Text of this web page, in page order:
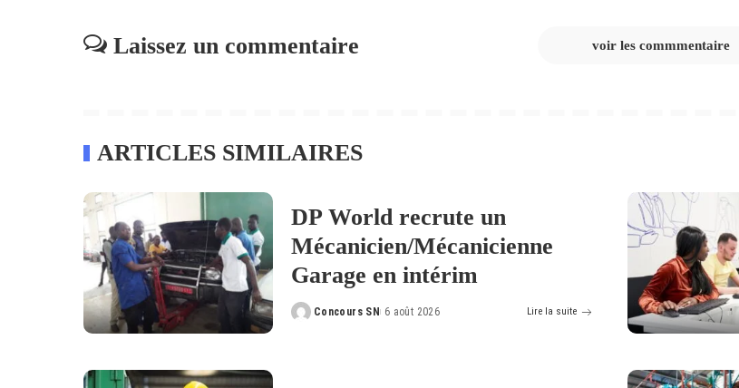
Laissez un commentaire voir les commmentaire
ARTICLES SIMILAIRES
DP World recrute un
Mécanicien/Mécanicienne
Garage en intérim
Posted
Concours SN 6 août 2026 Lire la suite